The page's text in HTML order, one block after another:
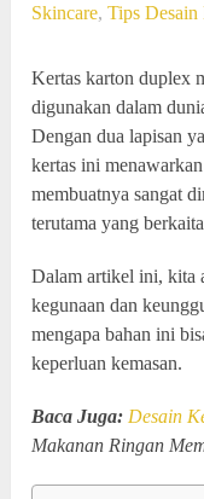
Skincare,Tips Desain
Kertas karton duplex
digunakan dalam
Dengan dua lapisan
kertas ini
membuatnya sangat
terutama yang
Dalam artikel ini, kita
kegunaan dan
mengapa bahan ini
keperluan kemasan.
Baca Juga: Desain
Makanan Ringan